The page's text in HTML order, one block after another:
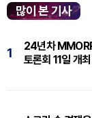
많이 본 기사
1
24년차
토론회 11일 개최